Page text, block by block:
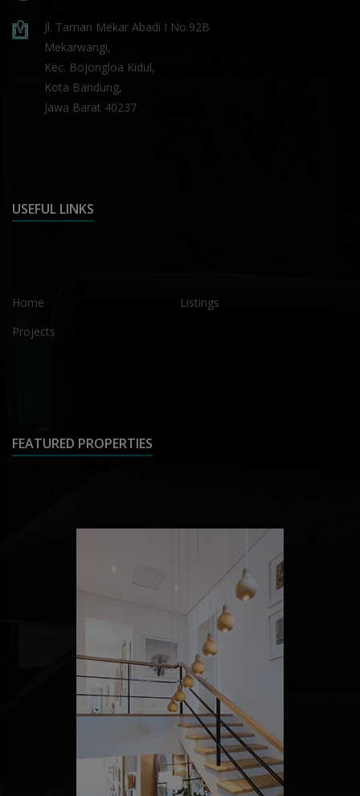
Jl. Taman Mekar Abadi I No.92B
Mekarwangi,
Kec. Bojongloa Kidul,
Kota Bandung,
Jawa Barat 40237
USEFUL LINKS
Home
Listings
Projects
FEATURED PROPERTIES